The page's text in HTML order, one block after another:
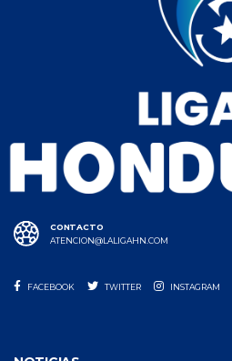
CONTACTO
ATENCION@LALIGAHN.COM
FACEBOOK TWITTER INSTAGRAM